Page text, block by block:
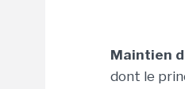
Maintien
dont le